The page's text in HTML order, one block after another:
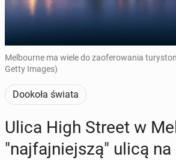
Melbourne ma wiele do zaoferowania
Getty Images)
Dookoła świata
Ulica High Street w
"naj­faj­niej­szą" ulicą